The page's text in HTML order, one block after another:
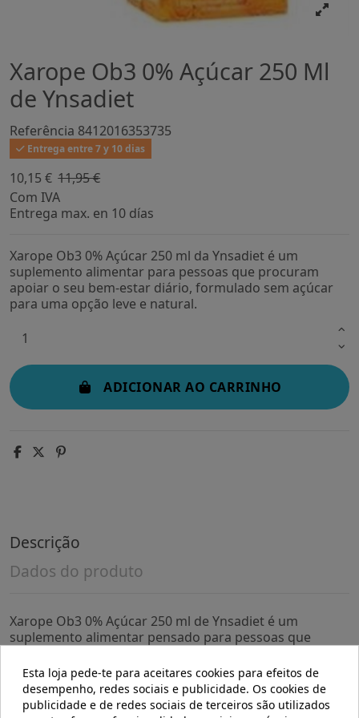
Xarope Ob3 0% Açúcar 250 Ml
de Ynsadiet
Referência 8412016353735
Entrega entre 7 y 10 dias
10,15 € 11,95 €
Com IVA
Entrega max. en 10 días
Xarope Ob3 0% Açúcar 250 ml da Ynsadiet é um
suplemento alimentar para pessoas que procuram
apoiar o seu bem-estar diário, formulado sem açúcar
para uma opção leve e natural.
ADICIONAR AO CARRINHO
Descrição
Dados do produto
Xarope Ob3 0% Açúcar 250 ml de Ynsadiet é um
suplemento alimentar pensado para pessoas que
apoie o seu bem-estar diário. Sua apresentação em
xarope facilita a dosagem e o consumo a qualquer hora
do dia.
Esta loja pede-te para aceitares cookies para efeitos de
desempenho, redes sociais e publicidade. Os cookies de
publicidade e de redes sociais de terceiros são utilizados